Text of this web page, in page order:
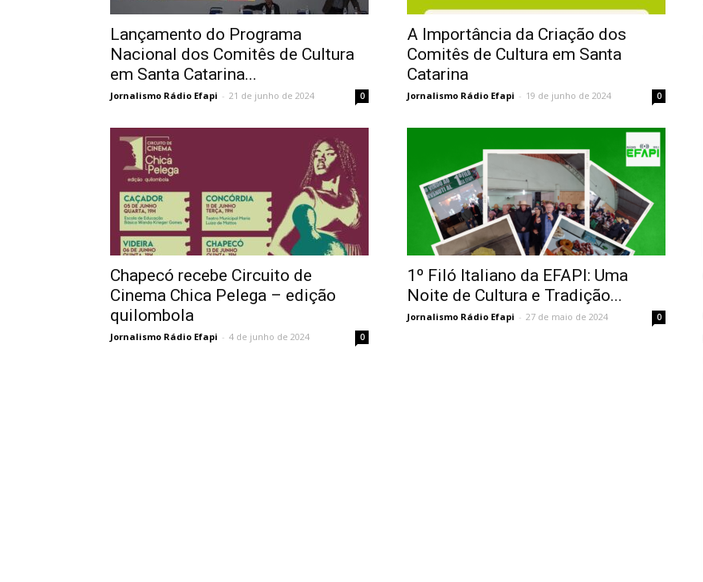
Lançamento do Programa
Nacional dos Comitês de Cultura
em Santa Catarina...
Jornalismo Rádio Efapi - 21 de junho de 2024 0
A Importância da Criação dos
Comitês de Cultura em Santa
Catarina
Jornalismo Rádio Efapi - 19 de junho de 2024 0
Chapecó recebe Circuito de
Cinema Chica Pelega – edição
quilombola
Jornalismo Rádio Efapi - 4 de junho de 2024 0
1º Filó Italiano da EFAPI: Uma
Noite de Cultura e Tradição...
Jornalismo Rádio Efapi - 27 de maio de 2024 0